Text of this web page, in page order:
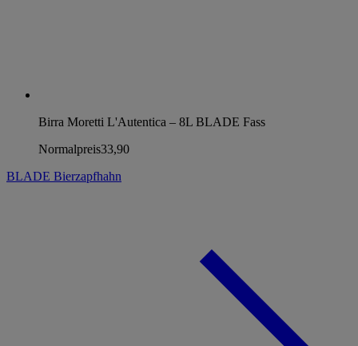
Birra Moretti L'Autentica – 8L BLADE Fass
Normalpreis33,90
BLADE Bierzapfhahn